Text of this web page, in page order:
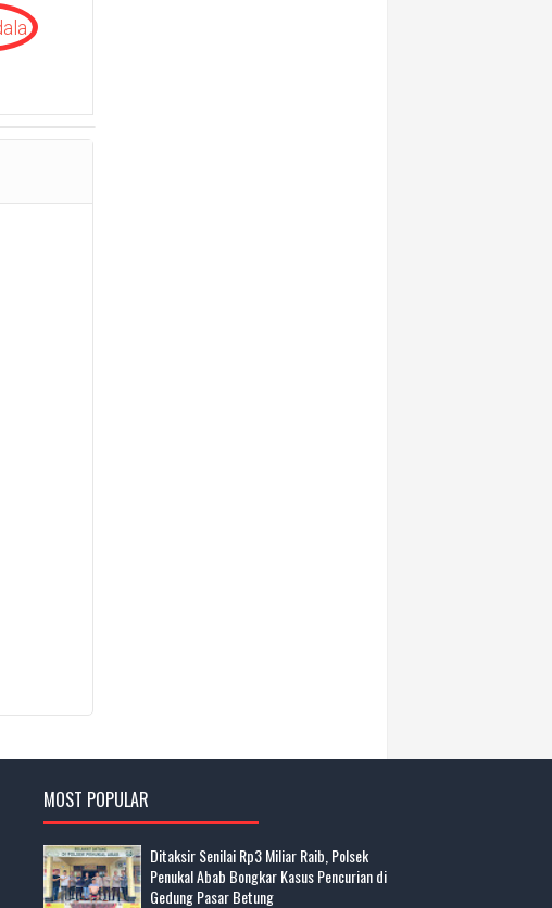
MOST POPULAR
Ditaksir Senilai Rp3 Miliar Raib, Polsek
Penukal Abab Bongkar Kasus Pencurian di
Gedung Pasar Betung